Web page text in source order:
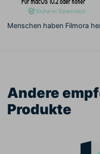
Menschen haben Filmora
Andere
Produkte